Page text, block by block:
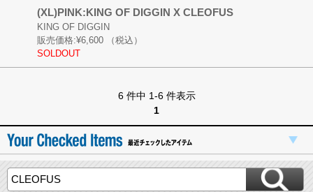
(XL)PINK:KING OF DIGGIN X CLEOFUS
KING OF DIGGIN
販売価格:¥6,600
（税込）
SOLDOUT
6 件中 1-6 件表示
1